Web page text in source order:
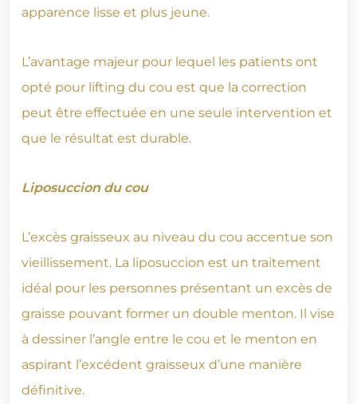
apparence lisse et plus jeune.
L’avantage majeur pour lequel les patients ont
opté pour lifting du cou est que la correction
peut être effectuée en une seule intervention et
que le résultat est durable.
Liposuccion du cou
L’excès graisseux au niveau du cou accentue son
vieillissement. La liposuccion est un traitement
idéal pour les personnes présentant un excès de
graisse pouvant former un double menton. Il vise
à dessiner l’angle entre le cou et le menton en
aspirant l’excédent graisseux d’une manière
définitive.